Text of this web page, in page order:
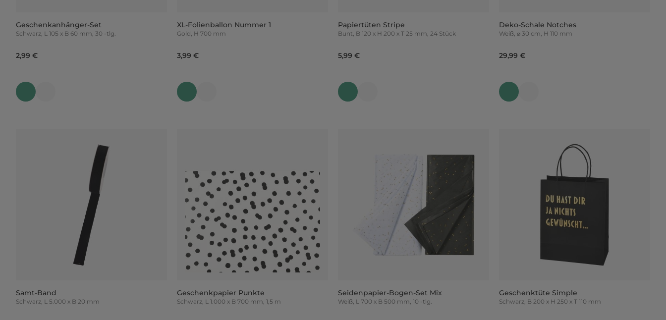
Geschenkanhänger-Set
Schwarz, L 105 x B 60 mm, 30 -tlg.
2,99 €
XL-Folienballon Nummer 1
Gold, H 700 mm
3,99 €
Papiertüten Stripe
Bunt, B 120 x H 200 x T 25 mm, 24 Stück
5,99 €
Deko-Schale Notches
Weiß, ⌀ 30 cm, H 110 mm
29,99 €
Samt-Band
Schwarz, L 5.000 x B 20 mm
Geschenkpapier Punkte
Schwarz, L 1.000 x B 700 mm, 1,5 m
Seidenpapier-Bogen-Set Mix
Weiß, L 700 x B 500 mm, 10 -tlg.
Geschenktüte Simple
Schwarz, B 200 x H 250 x T 110 mm